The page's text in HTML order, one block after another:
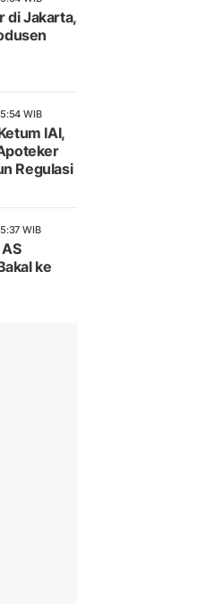
di Jakarta,
WIB
IAI,
Regulasi
WIB
ke